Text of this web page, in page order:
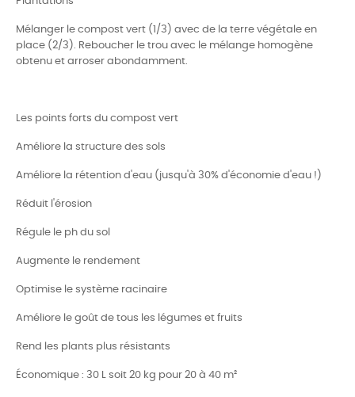
Mélanger le compost vert (1/3) avec de la terre végétale en
place (2/3). Reboucher le trou avec le mélange homogène
obtenu et arroser abondamment.
Les points forts du compost vert
Améliore la structure des sols
Améliore la rétention d'eau (jusqu'à 30% d'économie d'eau !)
Réduit l'érosion
Régule le ph du sol
Augmente le rendement
Optimise le système racinaire
Améliore le goût de tous les légumes et fruits
Rend les plants plus résistants
Économique : 30 L soit 20 kg pour 20 à 40 m²